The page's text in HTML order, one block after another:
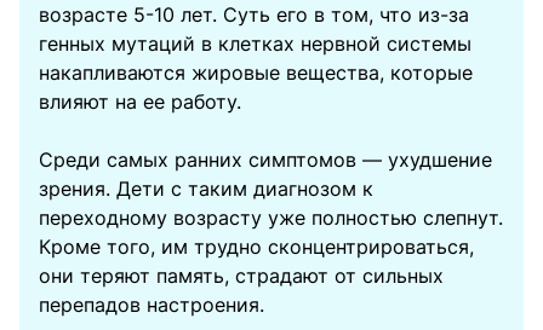
возрасте 5-10 лет. Суть его в том, что из-за
генных мутаций в клетках нервной системы
накапливаются жировые вещества, которые
влияют на ее работу.
Среди самых ранних симптомов — ухудшение
зрения. Дети с таким диагнозом к
переходному возрасту уже полностью слепнут.
Кроме того, им трудно сконцентрироваться,
они теряют память, страдают от сильных
перепадов настроения.